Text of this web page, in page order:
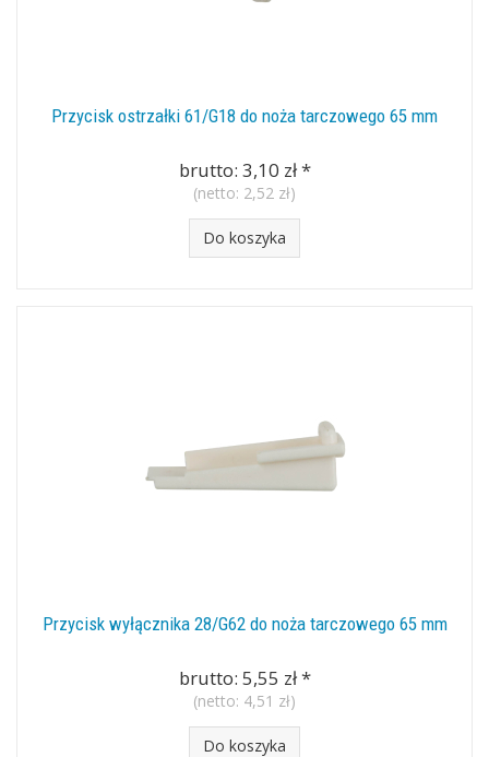
Przycisk ostrzałki 61/G18 do noża tarczowego 65 mm
brutto: 3,10 zł*
(netto: 2,52 zł)
Do koszyka
Przycisk wyłącznika 28/G62 do noża tarczowego 65 mm
brutto: 5,55 zł*
(netto: 4,51 zł)
Do koszyka